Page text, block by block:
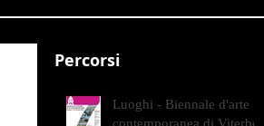
Percorsi
Luoghi - Biennale d'arte